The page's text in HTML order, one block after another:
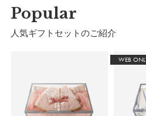
おります。
【お問い合わせ・発送の再開につ
営業日より順次対応させていただき
いただく場合がございます。あら
※ 夏季休業のご案内
ずご連絡ください。
■ お客様都合による返品・交換
早急に対応させていただきます。
弊社で負担いたします。
Popular
人気ギフトセットのご紹介
WEB